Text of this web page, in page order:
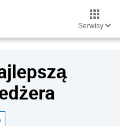
Serwisy